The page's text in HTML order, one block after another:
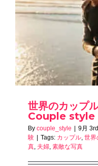
世界のカップ
Couple style
By couple_style 9月
験
Tags: カップル, 世界
真, 夫婦, 素敵な写真